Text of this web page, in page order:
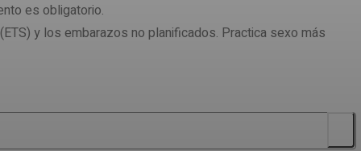
es obligatorio.
y los embarazos no planificados. Practica sexo más